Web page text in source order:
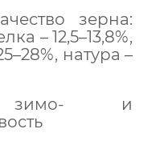
зерна:
– 12,5–13,8%,
натура –
зимо- и